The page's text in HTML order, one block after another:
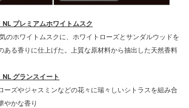
NL プレミアムホワイトムスク
のホワイトムスクに、ホワイトローズとサンダルウッドを
ある香りに仕上げた。上質な原材料から抽出した天然香料
グランスイート
ーズやジャスミンなどの花々に瑞々しいシトラスを組み合
やかな香り